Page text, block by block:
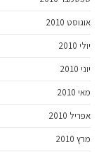
אוגוסט 2010
יולי 2010
יוני 2010
מאי 2010
אפריל 2010
מרץ 2010